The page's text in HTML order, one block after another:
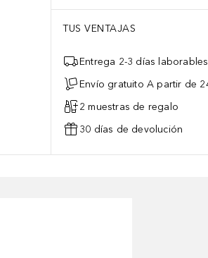
TUS VENTAJAS
Entrega 2-3 días laborables
Envío gratuito A partir de
2 muestras de regalo
30 días de devolución